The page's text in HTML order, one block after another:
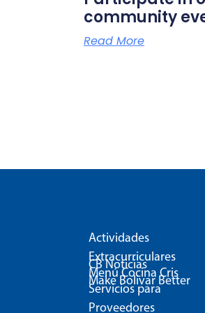
community
Read More
Actividades
Extracurriculares
CB Noticias
Menú Cocina Cris
Make Bolivar Better
Servicios para
Proveedores